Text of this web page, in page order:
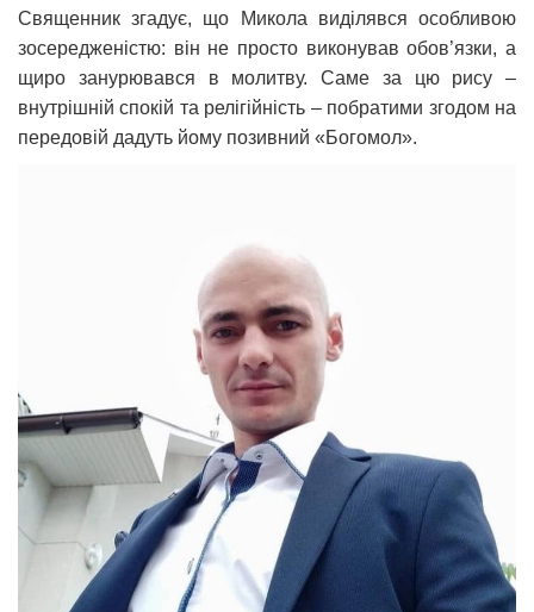
Священник згадує, що Микола виділявся особливою
зосередженістю: він не просто виконував обов’язки, а
щиро занурювався в молитву. Саме за цю рису –
внутрішній спокій та релігійність – побратими згодом на
передовій дадуть йому позивний «Богомол».